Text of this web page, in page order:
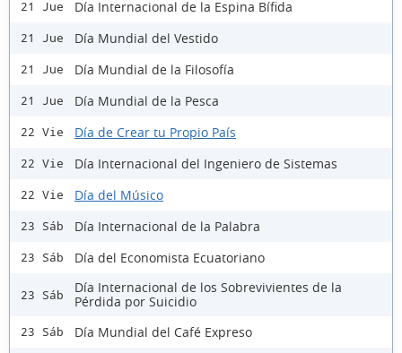
21 Jue Día Internacional de la Espina Bífida
21 Jue Día Mundial del Vestido
21 Jue Día Mundial de la Filosofía
21 Jue Día Mundial de la Pesca
22 Vie Día de Crear tu Propio País
22 Vie Día Internacional del Ingeniero de Sistemas
22 Vie Día del Músico
23 Sáb Día Internacional de la Palabra
23 Sáb Día del Economista Ecuatoriano
23 Sáb
Día Internacional de los Sobrevivientes de la
Pérdida por Suicidio
23 Sáb Día Mundial del Café Expreso